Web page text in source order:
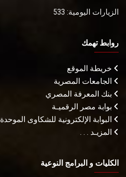
الزيارات اليومية: 533
روابط تهمك
خريطة الموقع
الجامعات المصرية
بنك المعرفة المصري
بوابة مصر الرقميـة
البوابة الإلكترونية للشكاوى الموحدة
المزيـد . . .
الكليات و البرامج النوعية